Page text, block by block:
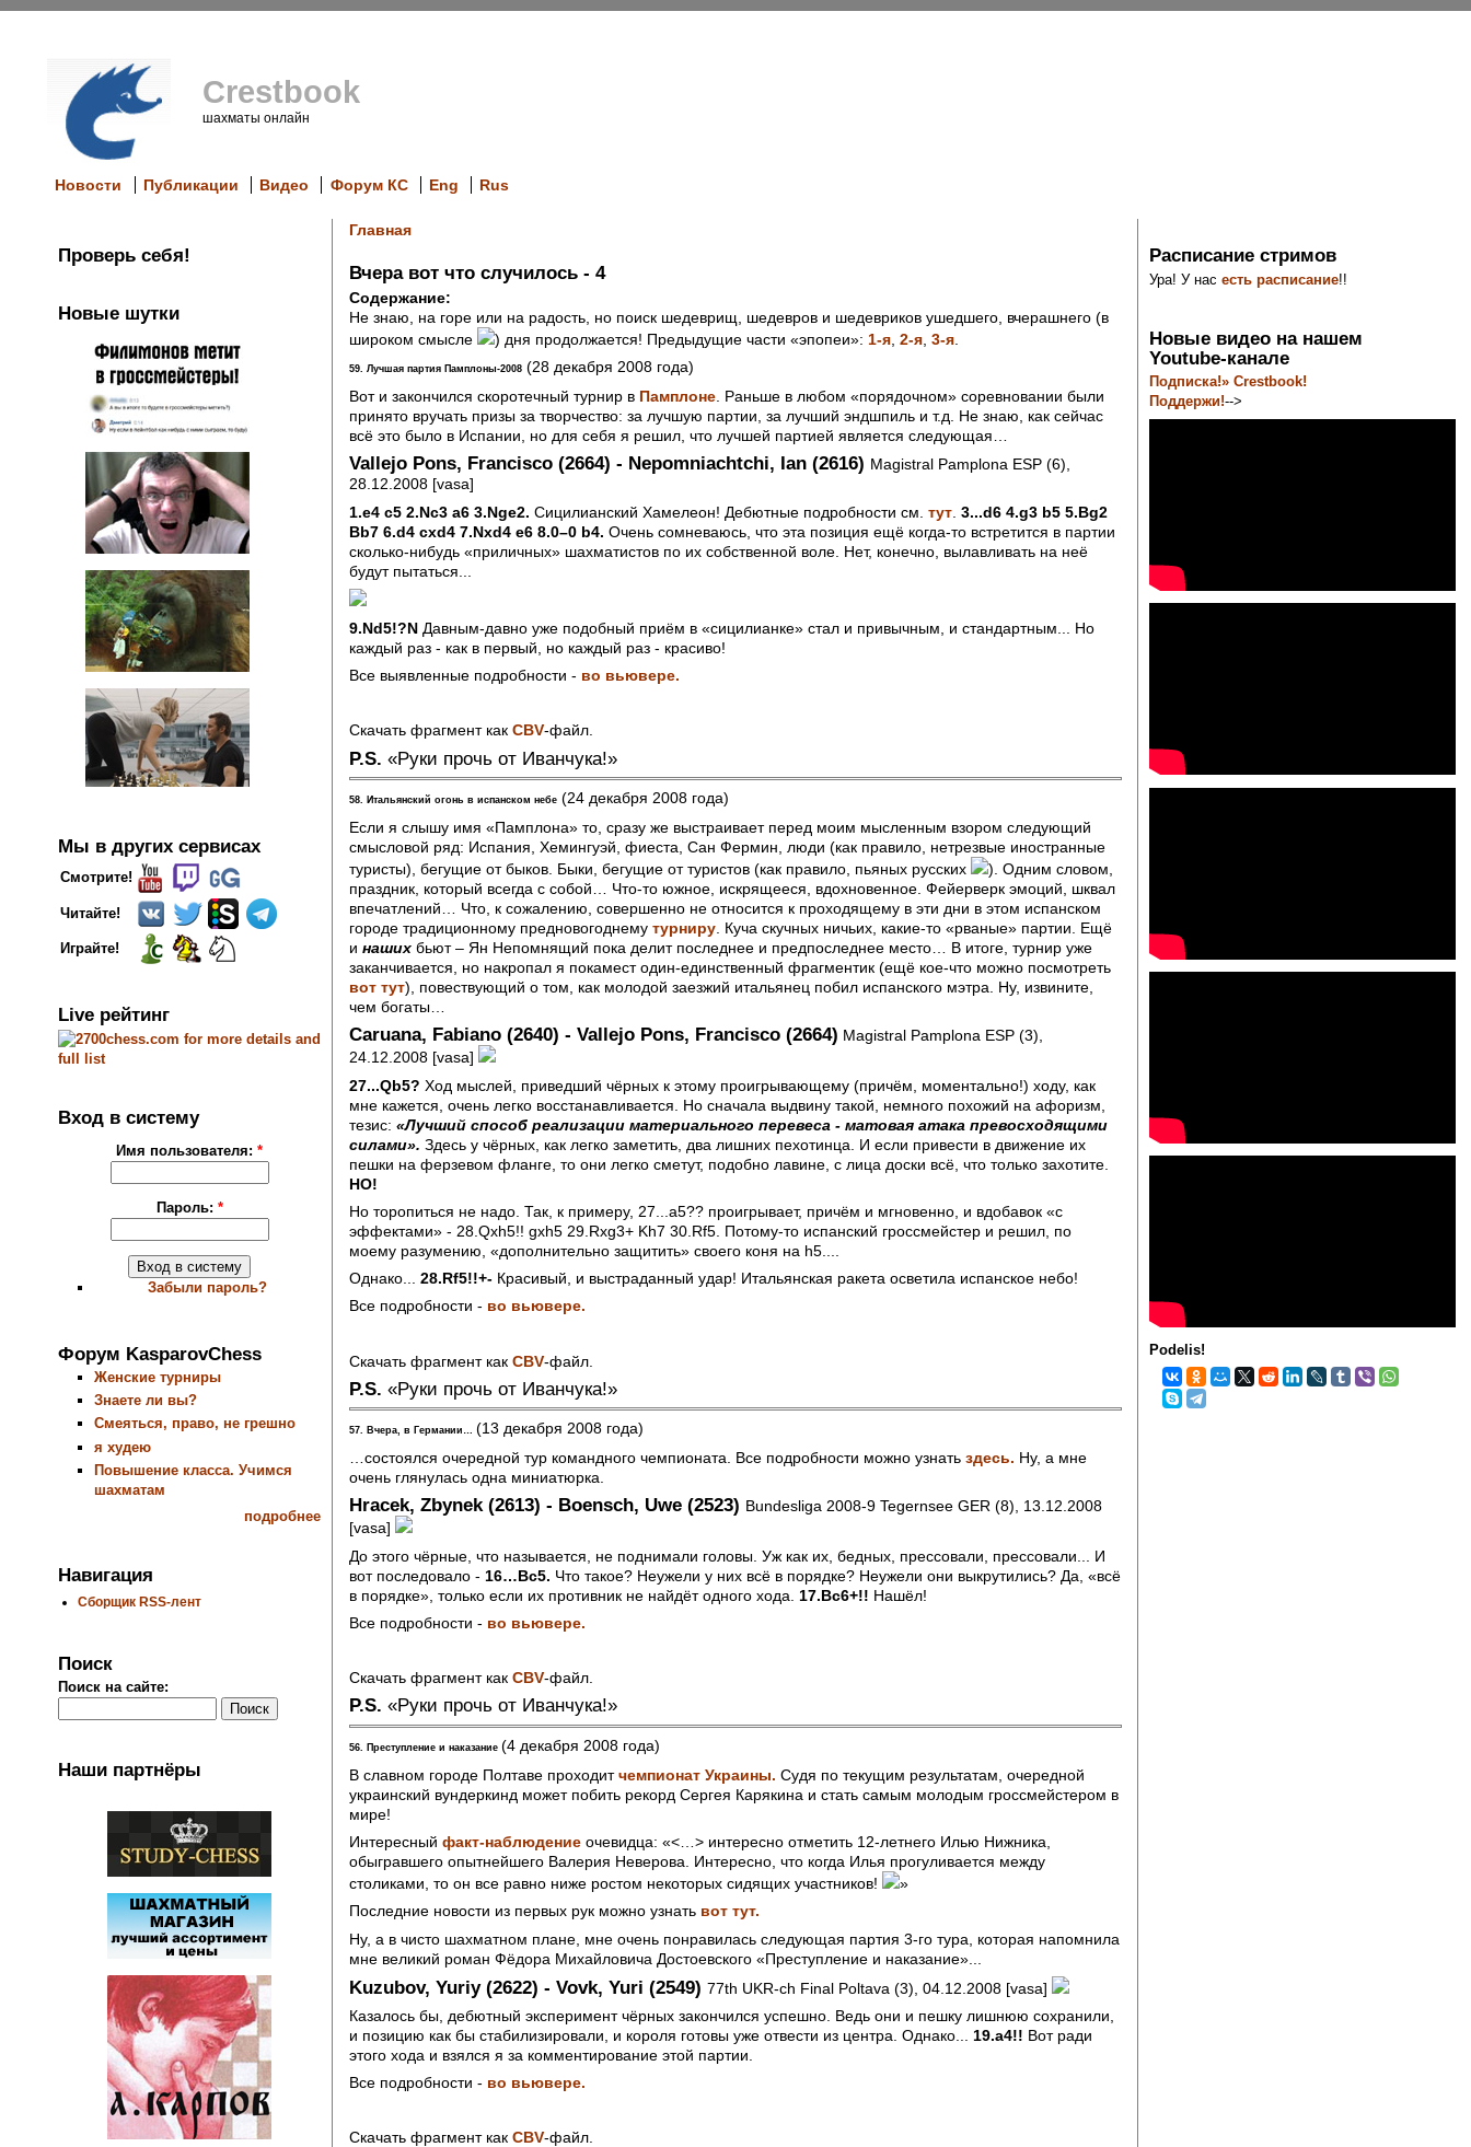
Crestbook
шахматы онлайн
Новости Публикации Видео Форум КС Eng Rus
Проверь себя!
Новые шутки
Мы в других сервисах
Смотрите!
Читайте!
Играйте!
Live рейтинг
Вход в систему
Имя пользователя:*
Пароль: *
Забыли пароль?
Форум KasparovChess
Женские турниры
Знаете ли вы?
Смеяться, право, не грешно
я худею
Повышение класса. Учимся
шахматам
подробнее
Навигация
Сборщик RSS-лент
Поиск
Поиск на сайте:
Наши партнёры
Главная
Вчера вот что случилось - 4
Содержание:
Не знаю, на горе или на радость, но поиск шедеврищ, шедевров и шедевриков ушедшего, вчерашнего (в
широком смысле
) дня продолжается! Предыдущие части «эпопеи»: 1-я, 2-я, 3-я.
59. Лучшая партия Памплоны-2008(28 декабря 2008 года)
Вот и закончился скоротечный турнир в Памплоне. Раньше в любом «порядочном» соревновании были
принято вручать призы за творчество: за лучшую партии, за лучший эндшпиль и т.д. Не знаю, как сейчас
всё это было в Испании, но для себя я решил, что лучшей партией является следующая…
Vallejo Pons, Francisco (2664) - Nepomniachtchi, Ian (2616) Magistral Pamplona ESP (6),
28.12.2008 [vasa]
1.e4 c5 2.Nc3 a6 3.Nge2. Сицилианский Хамелеон! Дебютные подробности см. тут. 3...d6 4.g3 b5 5.Bg2
Bb7 6.d4 cxd4 7.Nxd4 e6 8.0–0 b4. Очень сомневаюсь, что эта позиция ещё когда-то встретится в партии
сколько-нибудь «приличных» шахматистов по их собственной воле. Нет, конечно, вылавливать на неё
будут пытаться...
9.Nd5!?NДавным-давно уже подобный приём в «сицилианке» стал и привычным, и стандартным... Но
каждый раз - как в первый, но каждый раз - красиво!
Все выявленные подробности - во вьювере.
Скачать фрагмент как CBV-файл.
P.S. «Руки прочь от Иванчука!»
58. Итальянский огонь в испанском небе(24 декабря 2008 года)
Если я слышу имя «Памплона» то, сразу же выстраивает перед моим мысленным взором следующий
смысловой ряд: Испания, Хемингуэй, фиеста, Сан Фермин, люди (как правило, нетрезвые иностранные
туристы), бегущие от быков. Быки, бегущие от туристов (как правило, пьяных русских
). Одним словом,
праздник, который всегда с собой… Что-то южное, искрящееся, вдохновенное. Фейерверк эмоций, шквал
впечатлений… Что, к сожалению, совершенно не относится к проходящему в эти дни в этом испанском
городе традиционному предновогоднему турниру. Куча скучных ничьих, какие-то «рваные» партии. Ещё
и нашихбьют – Ян Непомнящий пока делит последнее и предпоследнее место… В итоге, турнир уже
заканчивается, но накропал я покамест один-единственный фрагментик (ещё кое-что можно посмотреть
вот тут), повествующий о том, как молодой заезжий итальянец побил испанского мэтра. Ну, извините,
чем богаты…
Caruana, Fabiano (2640) - Vallejo Pons, Francisco (2664) Magistral Pamplona ESP (3),
24.12.2008 [vasa]
27...Qb5? Ход мыслей, приведший чёрных к этому проигрывающему (причём, моментально!) ходу, как
мне кажется, очень легко восстанавливается. Но сначала выдвину такой, немного похожий на афоризм,
тезис: «Лучший способ реализации материального перевеса - матовая атака превосходящими
силами». Здесь у чёрных, как легко заметить, два лишних пехотинца. И если привести в движение их
пешки на ферзевом фланге, то они легко сметут, подобно лавине, с лица доски всё, что только захотите.
НО!
Но торопиться не надо. Так, к примеру, 27...a5?? проигрывает, причём и мгновенно, и вдобавок «с
эффектами» - 28.Qxh5!! gxh5 29.Rxg3+ Kh7 30.Rf5. Потому-то испанский гроссмейстер и решил, по
моему разумению, «дополнительно защитить» своего коня на h5....
Однако... 28.Rf5!!+-Красивый, и выстраданный удар! Итальянская ракета осветила испанское небо!
Все подробности - во вьювере.
Скачать фрагмент как CBV-файл.
P.S. «Руки прочь от Иванчука!»
57. Вчера, в Германии… (13 декабря 2008 года)
…состоялся очередной тур командного чемпионата. Все подробности можно узнать здесь. Ну, а мне
очень глянулась одна миниатюрка.
Hracek, Zbynek (2613) - Boensch, Uwe (2523) Bundesliga 2008-9 Tegernsee GER (8), 13.12.2008
[vasa]
До этого чёрные, что называется, не поднимали головы. Уж как их, бедных, прессовали, прессовали... И
вот последовало - 16…Bc5. Что такое? Неужели у них всё в порядке? Неужели они выкрутились? Да, «всё
в порядке», только если их противник не найдёт одного хода. 17.Bc6+!! Нашёл!
Все подробности - во вьювере.
Скачать фрагмент как CBV-файл.
P.S. «Руки прочь от Иванчука!»
56. Преступление и наказание (4 декабря 2008 года)
В славном городе Полтаве проходитчемпионат Украины. Судя по текущим результатам, очередной
украинский вундеркинд может побить рекорд Сергея Карякина и стать самым молодым гроссмейстером в
мире!
Интересный факт-наблюдениеочевидца: «<…> интересно отметить 12-летнего Илью Нижника,
обыгравшего опытнейшего Валерия Неверова. Интересно, что когда Илья прогуливается между
столиками, то он все равно ниже ростом некоторых сидящих участников!
»
Последние новости из первых рук можно узнать вот тут.
Ну, а в чисто шахматном плане, мне очень понравилась следующая партия 3-го тура, которая напомнила
мне великий роман Фёдора Михайловича Достоевского «Преступление и наказание»...
Kuzubov, Yuriy (2622) - Vovk, Yuri (2549) 77th UKR-ch Final Poltava (3), 04.12.2008 [vasa]
Казалось бы, дебютный эксперимент чёрных закончился успешно. Ведь они и пешку лишнюю сохранили,
и позицию как бы стабилизировали, и короля готовы уже отвести из центра. Однако... 19.a4!! Вот ради
этого хода и взялся я за комментирование этой партии.
Все подробности - во вьювере.
Скачать фрагмент как CBV-файл.
Расписание стримов
Ура! У насесть расписание!!
Новые видео на нашем
Youtube-канале
Подписка!» Crestbook!
Поддержи!-->
Podelis!